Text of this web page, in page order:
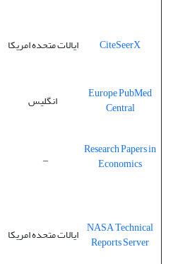
CiteSeerX ایالات متحده امریکا
Europe PubMed
Central انگلیس
Research Papers in
Economics
_
NASA Technical
Reports Server ایالات متحده امریکا